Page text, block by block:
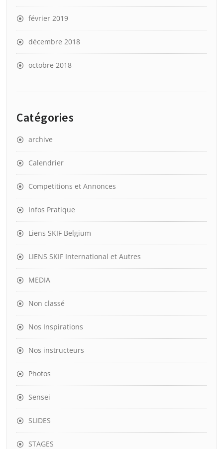
février 2019
décembre 2018
octobre 2018
Catégories
archive
Calendrier
Competitions et Annonces
Infos Pratique
Liens SKIF Belgium
LIENS SKIF International et Autres
MEDIA
Non classé
Nos Inspirations
Nos instructeurs
Photos
Sensei
SLIDES
STAGES